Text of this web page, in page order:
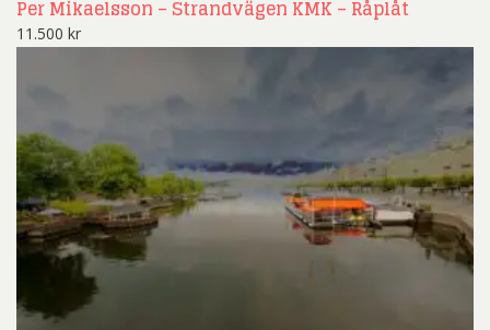
Per Mikaelsson – Strandvägen KMK – Råplåt
11.500 kr